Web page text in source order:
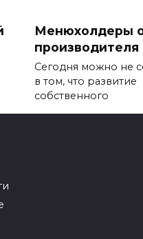
Менюхолдеры
производителя
Сегодня можно не
в том, что развитие
собственного
гипсокартон